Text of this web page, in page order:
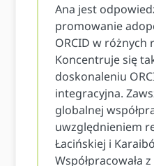
Ana jest
promowanie
ORCID w różnych
Koncentruje się
doskonaleniu
integracyjna.
globalnej
uwzględnieniem
Łacińskiej i
Współpracowała